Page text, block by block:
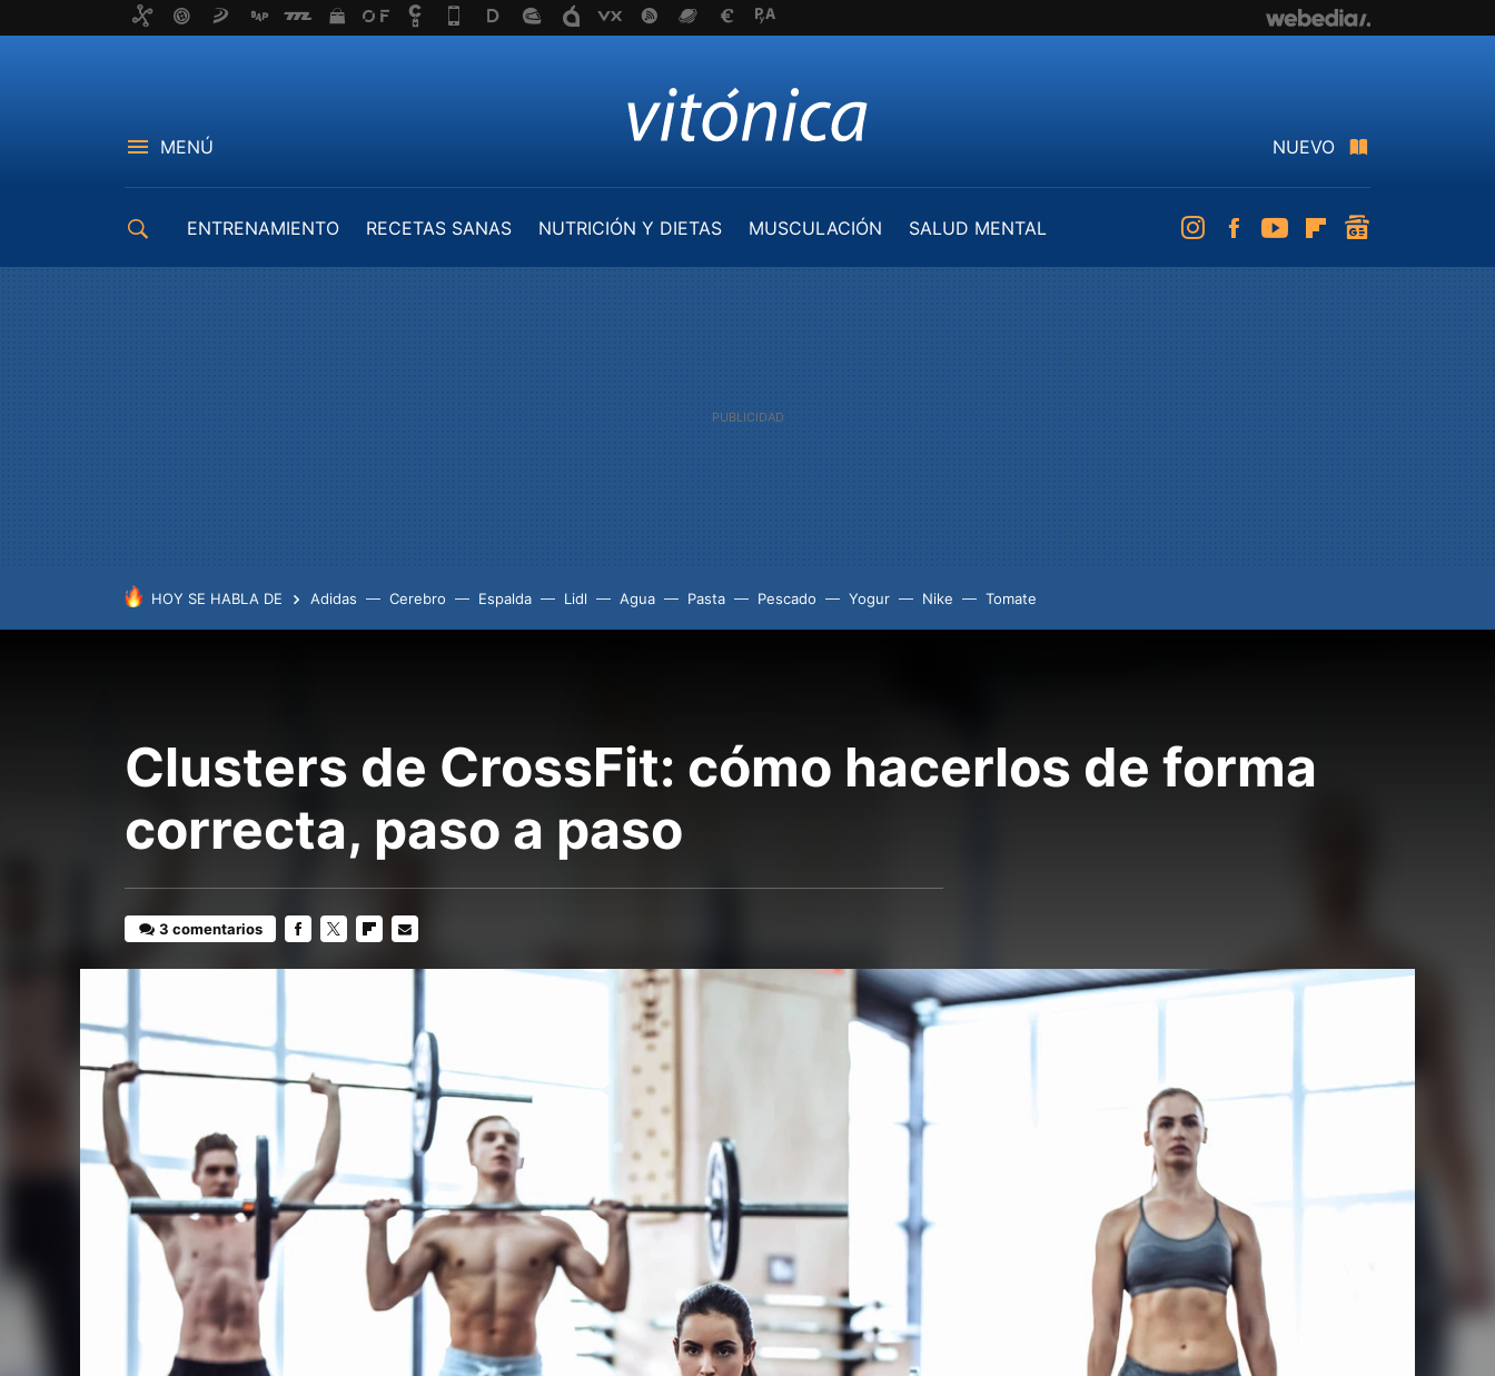
MENÚ NUEVO
ENTRENAMIENTO RECETAS SANAS NUTRICIÓN Y DIETAS MUSCULACIÓN
SALUD MENTAL
InstagramFacebookYoutubeFlipboard
HOY SE HABLA DE Adidas Cerebro Espalda Lidl Agua Pasta Pescado Yogur Nike Tomate
Clusters de CrossFit: cómo hacerlos de forma
correcta, paso a paso
3 comentarios